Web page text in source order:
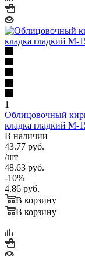
1
Облицовочный
кладка гладкий М-
В наличии
43.77 руб.
/шт
48.63 руб.
-10%
4.86 руб.
В корзину
В корзину